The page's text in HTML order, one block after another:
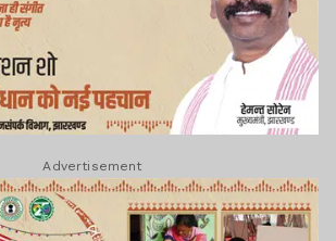
Advertisement